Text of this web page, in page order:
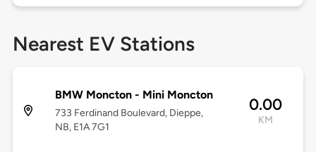
Nearest EV Stations
BMW Moncton - Mini Moncton
733 Ferdinand Boulevard, Dieppe,
NB, E1A 7G1
0.00
KM